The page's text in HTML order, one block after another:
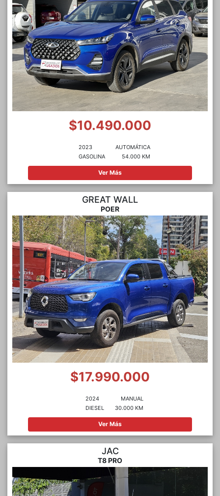
$10.490.000
2023
GASOLINA
AUTOMÁTICA
54.000 KM
Ver Más
GREAT WALL
POER
$17.990.000
2024
DIESEL
MANUAL
30.000 KM
Ver Más
JAC
T8 PRO